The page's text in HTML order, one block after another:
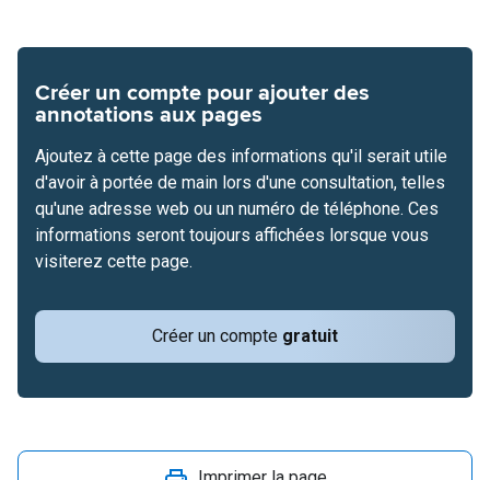
Créer un compte pour ajouter des
annotations aux pages
Créer un compte gratuit
Ajoutez à cette page des informations qu'il serait utile
d'avoir à portée de main lors d'une consultation, telles
qu'une adresse web ou un numéro de téléphone. Ces
informations seront toujours affichées lorsque vous
visiterez cette page.